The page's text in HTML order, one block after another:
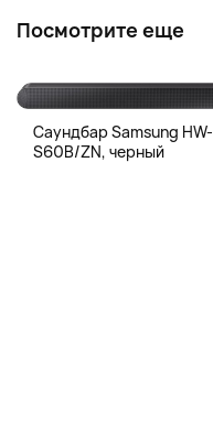
Посмотрите еще
Саундбар Samsung HW-
S60B/ZN, черный